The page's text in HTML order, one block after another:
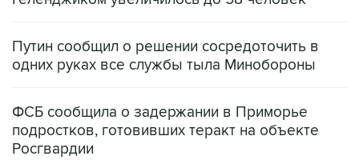
Путин сообщил о решении сосредоточить в
ФСБ сообщила о задержании в Приморье
Росгвардии
Как российские медицинские технологии